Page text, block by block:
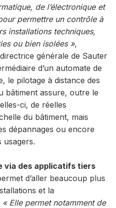
de l’électronique et
permettre un contrôle à
installations techniques,
ou bien isolées »,
générale de Sauter
d’un automate de
le pilotage à distance des
bâtiment assure, outre le
ci, de réelles
du bâtiment, mais
dépannages ou encore
usagers.
via des applicatifs tiers
d’aller beaucoup plus
et la
« Elle permet notamment de